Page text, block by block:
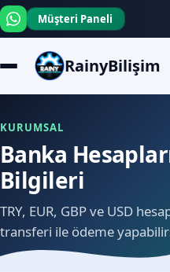
Müşteri Paneli
RainyBilişim
KURUMSAL
Banka
Bilgileri
TRY, EUR, GBP ve USD
transferi ile ödeme